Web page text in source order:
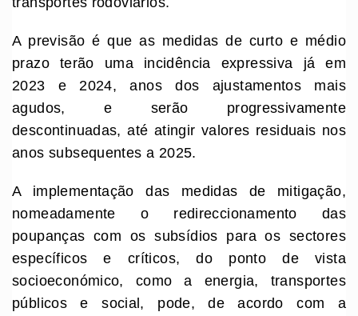
A previsão é que as medidas de curto e médio
prazo terão uma incidência expressiva já em
2023 e 2024, anos dos ajustamentos mais
agudos, e serão progressivamente
descontinuadas, até atingir valores residuais nos
anos subsequentes a 2025.
A implementação das medidas de mitigação,
nomeadamente o redireccionamento das
poupanças com os subsídios para os sectores
específicos e críticos, do ponto de vista
socioeconómico, como a energia, transportes
públicos e social, pode, de acordo com a